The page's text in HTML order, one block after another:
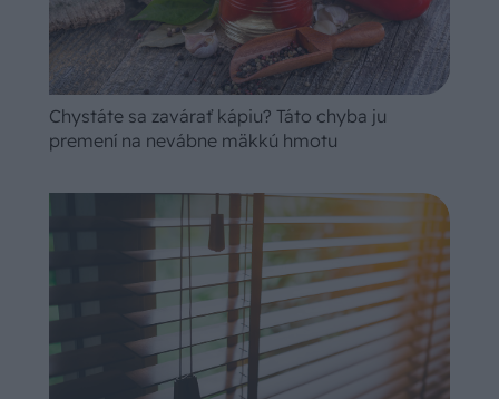
Chystáte sa zavárať kápiu? Táto chyba ju
premení na nevábne mäkkú hmotu